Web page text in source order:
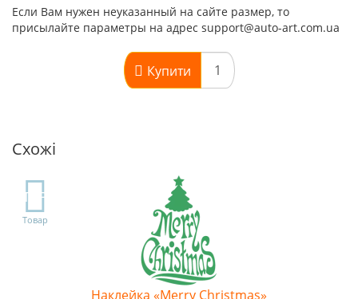
Если Вам нужен неуказанный на сайте размер, то
присылайте параметры на адрес support@auto-art.com.ua
Купити
Схожі
TOP
Товар
Наклейка «Merry Christmas»